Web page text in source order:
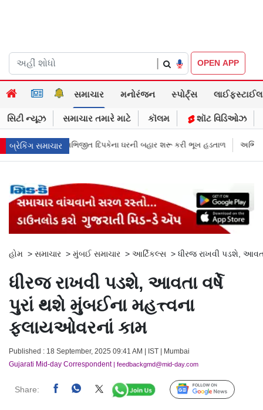
OPEN APP
સમાચાર મનોરંજન સ્પોર્ટ્સ લાઈફસ્ટાઈલ
સિટી ન્યૂઝ સમાચાર તમારે માટે કૉલમ શૉટ વિડિઓઝ
બ્રેકિંગ સમાચાર
બહાર શરૂ કરી ભૂખ હડતાળ અભિજીત દિપકેએ CJPની નવી નીતિ જાહેર
હોમ > સમાચાર > મુંબઈ સમાચાર > આર્ટિકલ્સ > ધીરજ રાખવી પડશે,
ધીરજ રાખવી પડશે, આવતા વર્ષે
પુરાં થશે મુંબઈના મહત્ત્વના
ફ્લાયઓવરનાં કામ
Published : 18 September, 2025 09:41 AM | IST | Mumbai
Gujarati Mid-day Correspondent| feedbackgmd@mid-day.com
Share: Follow Us